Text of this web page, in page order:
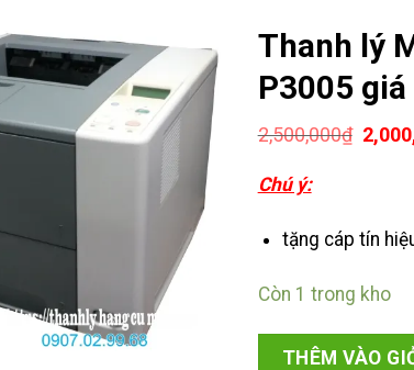
Thanh lý
P3005
2,500,000₫ Giá
gốc
Chú ý:
tặng cáp tín
Còn 1 trong kho
THÊM VÀO